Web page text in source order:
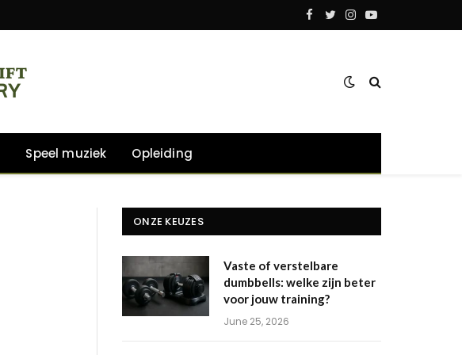
Facebook
TwitterInstagram
YouTube
Speel muziek Opleiding
ONZE KEUZES
Vaste of verstelbare
dumbbells: welke zijn beter
voor jouw training?
June 25, 2026